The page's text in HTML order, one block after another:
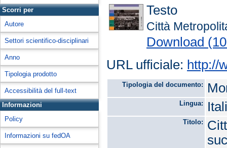
Scorri per
Autore
Settori scientifico-disciplinari
Anno
Tipologia prodotto
Accessibilità del full-text
Informazioni
Policy
Informazioni su fedOA
Testo
Città
Download
URL ufficiale: http://
Tipologia del documento:
Lingua:
Titolo: